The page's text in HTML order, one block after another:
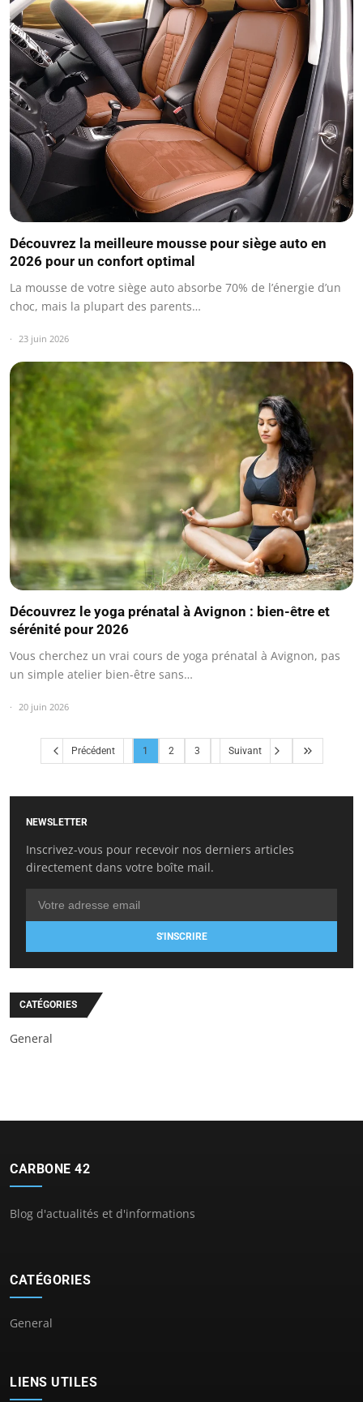
Découvrez la meilleure mousse pour siège auto en
2026 pour un confort optimal
La mousse de votre siège auto absorbe 70% de l’énergie d’un
choc, mais la plupart des parents…
23 juin 2026
Découvrez le yoga prénatal à Avignon : bien-être et
sérénité pour 2026
Vous cherchez un vrai cours de yoga prénatal à Avignon, pas
un simple atelier bien-être sans…
20 juin 2026
Précédent 1 2 3 Suivant
NEWSLETTER
Inscrivez-vous pour recevoir nos derniers articles
directement dans votre boîte mail.
S'INSCRIRE
CATÉGORIES
General
CARBONE 42
Blog d'actualités et d'informations
CATÉGORIES
General
LIENS UTILES